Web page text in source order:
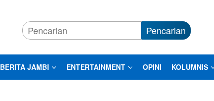
Pencarian
BERITA JAMBI ENTERTAINMENT OPINI KOLUMNIS